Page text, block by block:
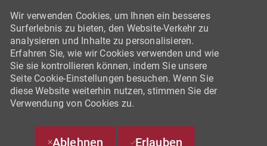
Wir verwenden Cookies, um Ihnen ein besseres
Surferlebnis zu bieten, den Website-Verkehr zu
analysieren und Inhalte zu personalisieren.
Erfahren Sie, wie wir Cookies verwenden und wie
Sie sie kontrollieren können, indem Sie unsere
Seite Cookie-Einstellungen besuchen. Wenn Sie
diese Website weiterhin nutzen, stimmen Sie der
Verwendung von Cookies zu.
Ablehnen Erlauben